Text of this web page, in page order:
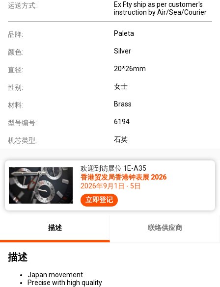
运送方式:
Ex Fty ship as per customer's
instruction by Air/Sea/Courier
品牌: Paleta
颜色: Silver
直径: 20*26mm
性别: 女士
材料: Brass
型号编号: 6194
机芯类型: 石英
欢迎到访展位 1E-A35
香港贸发局香港钟表展 2026
2026年9月1日 - 5日
立即登记
描述 联络供应商
描述
Japan movement
Precise with high quality